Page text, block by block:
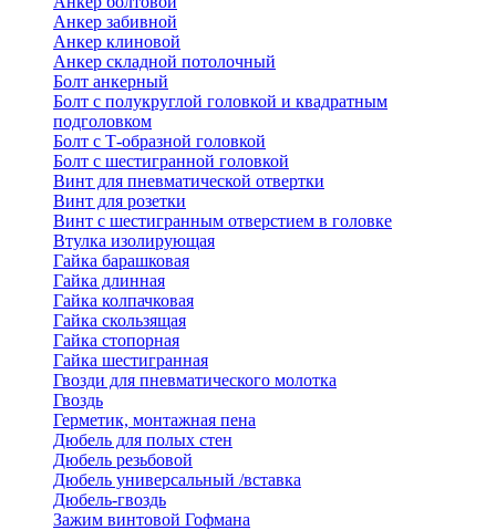
Анкер забивной
Анкер клиновой
Анкер складной потолочный
Болт анкерный
Болт с полукруглой головкой и квадратным
подголовком
Болт с Т-образной головкой
Болт с шестигранной головкой
Винт для пневматической отвертки
Винт для розетки
Винт с шестигранным отверстием в головке
Втулка изолирующая
Гайка барашковая
Гайка длинная
Гайка колпачковая
Гайка скользящая
Гайка стопорная
Гайка шестигранная
Гвозди для пневматического молотка
Гвоздь
Герметик, монтажная пена
Дюбель для полых стен
Дюбель резьбовой
Дюбель универсальный /вставка
Дюбель-гвоздь
Зажим винтовой Гофмана